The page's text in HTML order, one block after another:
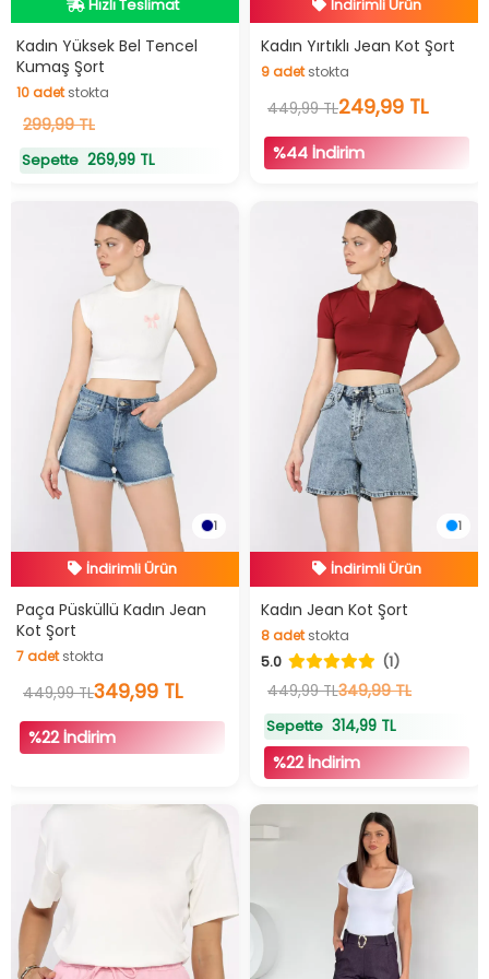
Hızlı Teslimat
Hızlı Teslimat
Kadın Yüksek Bel Tencel
Kumaş Şort
10adetstokta
10adetstokta
299,99 TL
Sepette 269,99 TL
İndirimli Ürün
Hızlı Teslimat
İndirimli Ürün
Kadın Yırtıklı Jean Kot Şort
9adetstokta
adetstokta
449,99 TL249,99 TL
%44 İndirim
1
İndirimli Ürün
Hızlı Teslimat
Paça Püsküllü Kadın Jean
Kot Şort
7adetstokta
adetstokta
449,99 TL349,99 TL
%22 İndirim
1
İndirimli Ürün
Hızlı Teslimat
İndirimli Ürün
Kadın Jean Kot Şort
8adetstokta
8adetstokta
5.0
(1)
449,99 TL349,99 TL
Sepette 314,99 TL
%22 İndirim